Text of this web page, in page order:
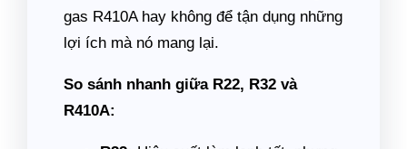
gas R410A hay không để tận dụng những
lợi ích mà nó mang lại.
So sánh nhanh giữa R22, R32 và
R410A: